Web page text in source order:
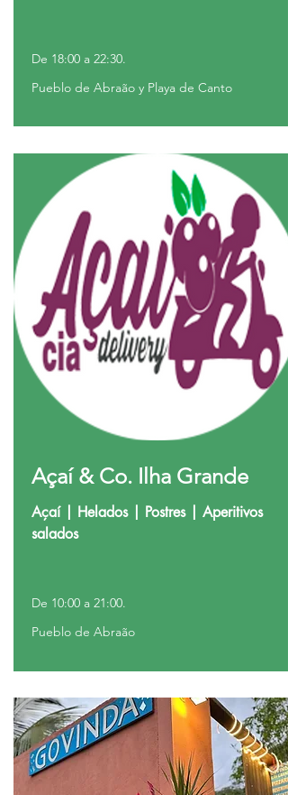
De 18:00 a 22:30.
Pueblo de Abraão y Playa de Canto
Açaí & Co. Ilha Grande
Açaí | Helados | Postres | Aperitivos
salados
De 10:00 a 21:00.
Pueblo de Abraão